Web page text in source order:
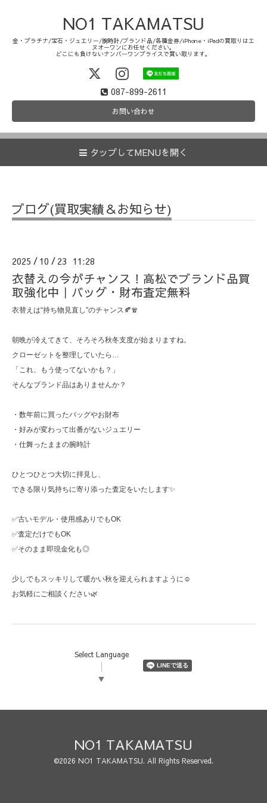
NO1 TAKAMATSU
金・プラチナ/宝石・ジュエリー/腕時計/ブランド品/各種金券/iPhone・iPadの買取りはエ
ヌオーワンにお任せください。
どこにも負けないナンバーワンプライスで買い取ります。
087-899-2611
お問い合わせ
タップしてMENUを開く
ブログ(買取実績＆お知らせ)
2025 / 10 / 23 11:28
衣替えの今がチャンス！高松でブランド品買
取強化中｜バッグ・財布査定無料
衣替えは“持ち物見直し”のチャンス🍂🧣
朝晩が冷えてきて、そろそろ秋冬支度が始まりますね。
クローゼットを整理していたら…
「これ、もう使ってないかも？」
そんなブランド品はありませんか？
・数年前に買ったバッグやお財布
・好みが変わって出番がないジュエリー
・仕舞ったままの腕時計
ひとつひとつ大切に拝見し、
できる限り気持ちに寄り添った査定をいたします✨
✅古いモデル・使用感ありでもOK
✅査定だけでもOK
✅そのまま即現金化も◎
少しでもスッキリして暖かい秋を迎えられますように☺️
お気軽にご相談ください🌿
Select Language
▼
NO1 TAKAMATSU
©2026 NO1 TAKAMATSU. All Rights Reserved.